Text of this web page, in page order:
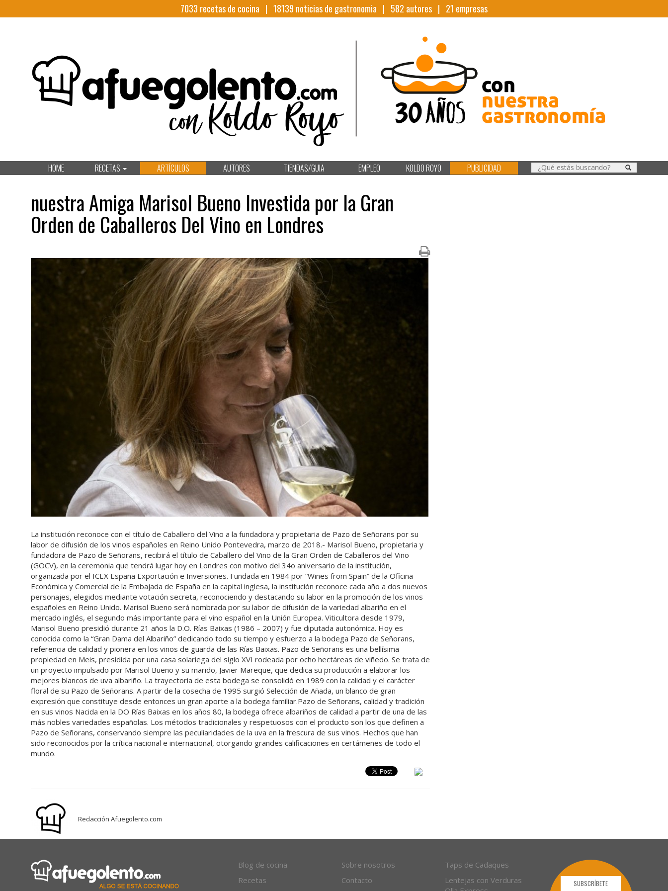
7033 recetas de cocina | 18139 noticias de gastronomia | 582 autores | 21 empresas
HOME RECETAS ARTÍCULOS AUTORES TIENDAS/GUIA EMPLEO KOLDO ROYO PUBLICIDAD
nuestra Amiga Marisol Bueno Investida por la Gran
Orden de Caballeros Del Vino en Londres
La institución reconoce con el título de Caballero del Vino a la fundadora y propietaria de Pazo de Señorans por su
labor de difusión de los vinos españoles en Reino Unido Pontevedra, marzo de 2018.- Marisol Bueno, propietaria y
fundadora de Pazo de Señorans, recibirá el título de Caballero del Vino de la Gran Orden de Caballeros del Vino
(GOCV), en la ceremonia que tendrá lugar hoy en Londres con motivo del 34o aniversario de la institución,
organizada por el ICEX España Exportación e Inversiones. Fundada en 1984 por “Wines from Spain” de la Oficina
Económica y Comercial de la Embajada de España en la capital inglesa, la institución reconoce cada año a dos nuevos
personajes, elegidos mediante votación secreta, reconociendo y destacando su labor en la promoción de los vinos
españoles en Reino Unido. Marisol Bueno será nombrada por su labor de difusión de la variedad albariño en el
mercado inglés, el segundo más importante para el vino español en la Unión Europea. Viticultora desde 1979,
Marisol Bueno presidió durante 21 años la D.O. Rías Baixas (1986 – 2007) y fue diputada autonómica. Hoy es
conocida como la “Gran Dama del Albariño” dedicando todo su tiempo y esfuerzo a la bodega Pazo de Señorans,
referencia de calidad y pionera en los vinos de guarda de las Rías Baixas. Pazo de Señorans es una bellísima
propiedad en Meis, presidida por una casa solariega del siglo XVI rodeada por ocho hectáreas de viñedo. Se trata de
un proyecto impulsado por Marisol Bueno y su marido, Javier Mareque, que dedica su producción a elaborar los
mejores blancos de uva albariño. La trayectoria de esta bodega se consolidó en 1989 con la calidad y el carácter
floral de su Pazo de Señorans. A partir de la cosecha de 1995 surgió Selección de Añada, un blanco de gran
expresión que constituye desde entonces un gran aporte a la bodega familiar.Pazo de Señorans, calidad y tradición
en sus vinos Nacida en la DO Rías Baixas en los años 80, la bodega ofrece albariños de calidad a partir de una de las
más nobles variedades españolas. Los métodos tradicionales y respetuosos con el producto son los que definen a
Pazo de Señorans, conservando siempre las peculiaridades de la uva en la frescura de sus vinos. Hechos que han
sido reconocidos por la crítica nacional e internacional, otorgando grandes calificaciones en certámenes de todo el
mundo.
Redacción Afuegolento.com
Blog de cocina
Recetas
Sobre nosotros
Contacto
Taps de Cadaques
Lentejas con Verduras
SUBSCRÍBETE